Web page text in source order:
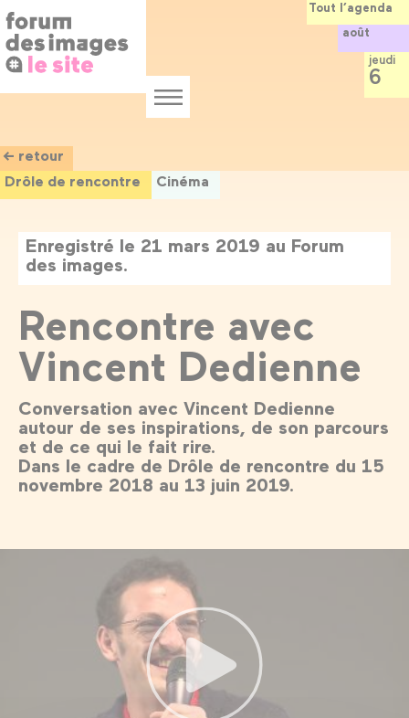
au
contenu
principal
Menu
← retour
Drôle de rencontre
Cinéma
Enregistré le 21 mars 2019 au Forum
des images.
Rencontre avec
Vincent Dedienne
Conversation avec Vincent Dedienne
autour de ses inspirations, de son parcours
et de ce qui le fait rire.
Dans le cadre de Drôle de rencontre du 15
novembre 2018 au 13 juin 2019.
Tout l’agenda
août
jeudi
6